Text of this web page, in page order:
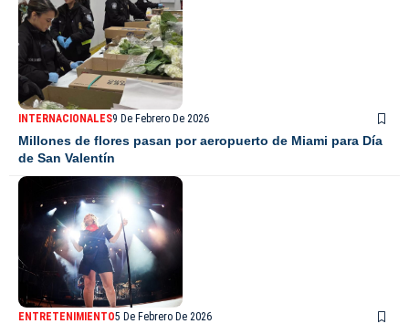
INTERNACIONALES9 De Febrero De 2026
Millones de flores pasan por aeropuerto de Miami para Día
de San Valentín
ENTRETENIMIENTO5 De Febrero De 2026